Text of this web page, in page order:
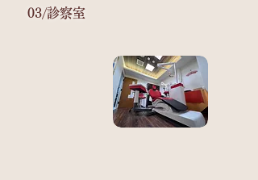
​03/​診察室